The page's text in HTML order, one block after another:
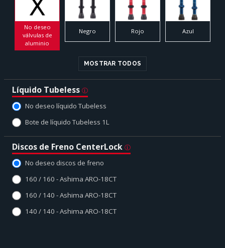
No deseo
válvulas de
aluminio
Negro Rojo Azul
MOSTRAR TODOS
Líquido Tubeless
No deseo líquido Tubeless
Bote de líquido Tubeless 1L
Discos de Freno CenterLock
No deseo discos de freno
160 / 160 - Ashima ARO-18CT
160 / 140 - Ashima ARO-18CT
140 / 140 - Ashima ARO-18CT